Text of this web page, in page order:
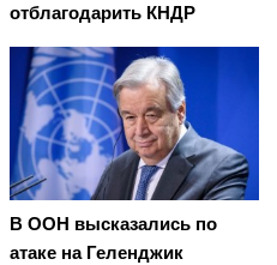
отблагодарить КНДР
В ООН высказались по
атаке на Геленджик